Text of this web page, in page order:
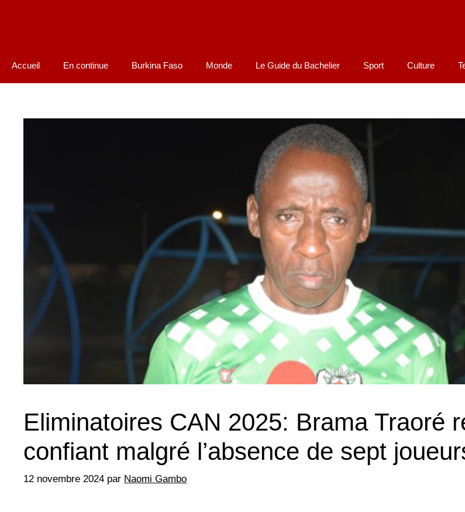
Accueil En continue Burkina Faso Monde Le Guide du Bachelier Sport Culture
Eliminatoires CAN 2025: Brama Traoré
confiant malgré l’absence de sept
12 novembre 2024 par Naomi Gambo